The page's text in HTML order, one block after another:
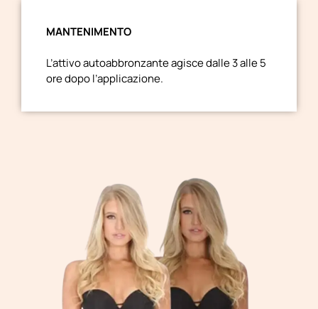
MANTENIMENTO
L’attivo autoabbronzante agisce dalle 3 alle 5
ore dopo l’applicazione.